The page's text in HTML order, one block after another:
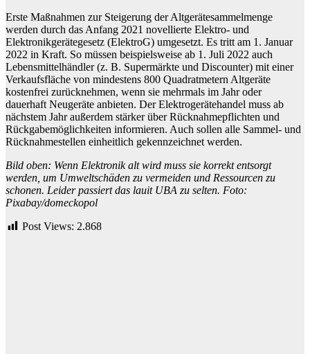
Erste Maßnahmen zur Steigerung der Altgerätesammelmenge
werden durch das Anfang 2021 novellierte Elektro- und
Elektronikgerätegesetz (ElektroG) umgesetzt. Es tritt am 1. Januar
2022 in Kraft. So müssen beispielsweise ab 1. Juli 2022 auch
Lebensmittelhändler (z. B. Supermärkte und Discounter) mit einer
Verkaufsfläche von mindestens 800 Quadratmetern Altgeräte
kostenfrei zurücknehmen, wenn sie mehrmals im Jahr oder
dauerhaft Neugeräte anbieten. Der Elektrogerätehandel muss ab
nächstem Jahr außerdem stärker über Rücknahmepflichten und
Rückgabemöglichkeiten informieren. Auch sollen alle Sammel- und
Rücknahmestellen einheitlich gekennzeichnet werden.
Bild oben: Wenn Elektronik alt wird muss sie korrekt entsorgt
werden, um Umweltschäden zu vermeiden und Ressourcen zu
schonen. Leider passiert das lauit UBA zu selten. Foto:
Pixabay/domeckopol
Post Views: 2.868